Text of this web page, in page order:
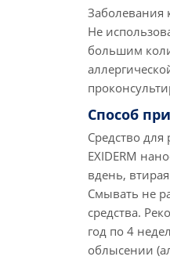
Заболевания
Не
большим
Способ
Средство для
EXIDERM
вдень,
Смывать не
средства.
год по 4
облысении